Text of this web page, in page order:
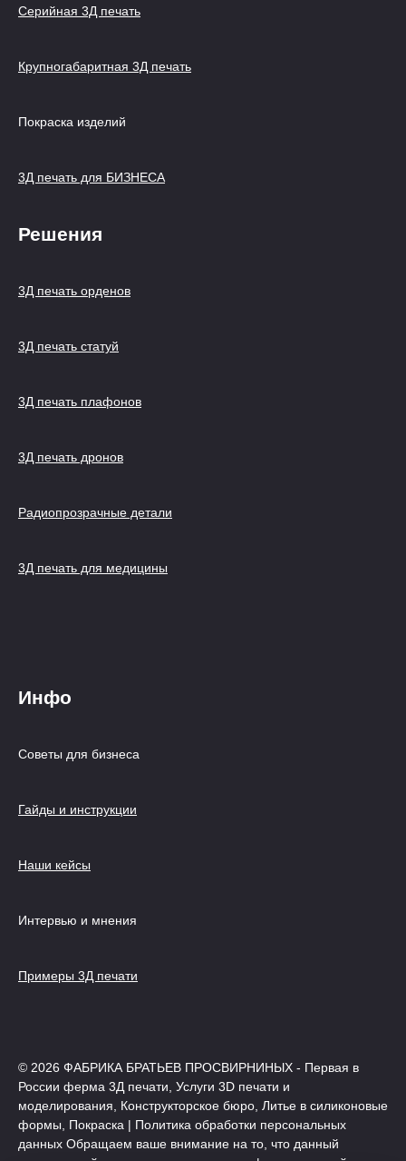
Серийная 3Д печать
Крупногабаритная 3Д печать
Покраска изделий
3Д печать для БИЗНЕСА
Решения
3Д печать орденов
3Д печать статуй
3Д печать плафонов
3Д печать дронов
Радиопрозрачные детали
3Д печать для медицины
Инфо
Советы для бизнеса
Гайды и инструкции
Наши кейсы
Интервью и мнения
Примеры 3Д печати
© 2026 ФАБРИКА БРАТЬЕВ ПРОСВИРНИНЫХ - Первая в
России ферма 3Д печати, Услуги 3D печати и
моделирования, Конструкторское бюро, Литье в силиконовые
формы, Покраска | Политика обработки персональных
данных Обращаем ваше внимание на то, что данный